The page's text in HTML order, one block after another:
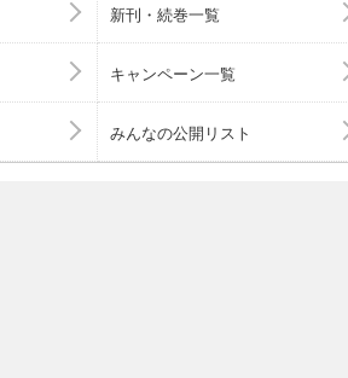
新刊・続巻一覧
キャンペーン一覧
みんなの公開リスト